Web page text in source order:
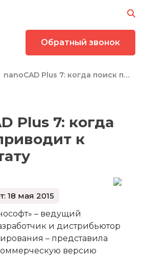
Обратный звонок
nanoCAD Plus 7: когда поиск приводит к результату
Plus 7: когда
к
18 мая 2015
– ведущий
и дистрибьютор
– представила
версию